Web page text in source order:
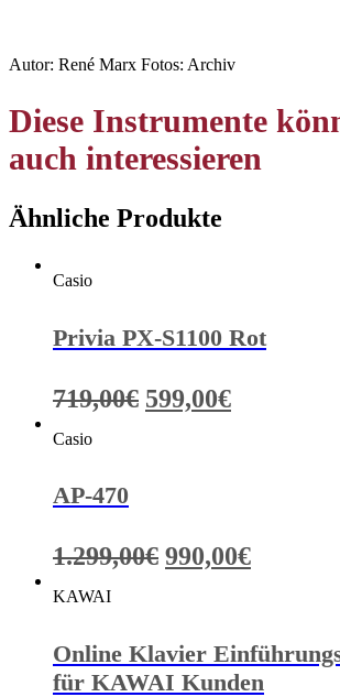
Autor: René Marx Fotos: Archiv
Diese Instrumente
auch interessieren
Ähnliche Produkte
Casio
Privia PX-S1100 Rot
719,00€ Ursprünglicher
599,00€Aktueller
Casio
AP-470
1.299,00€ Ursprünglicher
1.299,00€
990,00€
KAWAI
Online Klavier
für KAWAI Kunden